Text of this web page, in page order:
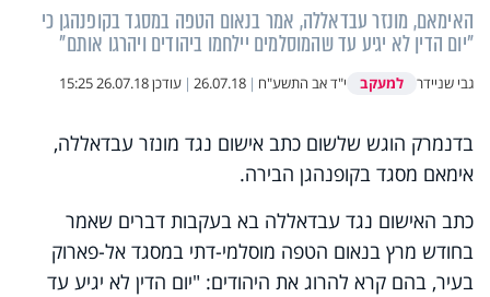
האימאם, מונזר עבדאללה, אמר בנאום הטפה במסגד בקופנהגן כי
"יום הדין לא יגיע עד שהמוסלמים יילחמו ביהודים ויהרגו אותם"
גבי שניידר למעקב י"ד אב התשע"ח |
26.07.18
| עודכן26.07.18 15:25
בדנמרק הוגש שלשום כתב אישום נגד מונזר עבדאללה,
אימאם מסגד בקופנהגן הבירה.
כתב האישום נגד עבדאללה בא בעקבות דברים שאמר
בחודש מרץ בנאום הטפה מוסלמי-דתי במסגד אל-פארוק
בעיר, בהם קרא להרוג את היהודים: "יום הדין לא יגיע עד